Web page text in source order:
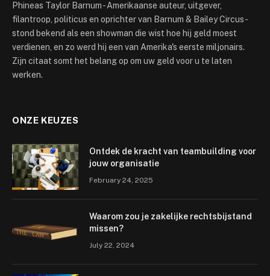
Phineas Taylor Barnum - Amerikaanse auteur, uitgever,
filantroop, politicus en oprichter van Barnum & Bailey Circus -
stond bekend als een showman die wist hoe hij geld moest
verdienen, en zo werd hij een van Amerika's eerste miljonairs.
Zijn citaat somt het belang op om uw geld voor u te laten
werken.
ONZE KEUZES
Ontdek de kracht van teambuilding voor
jouw organisatie
February 24, 2025
Waarom zou je zakelijke rechtsbijstand
missen?
July 22, 2024